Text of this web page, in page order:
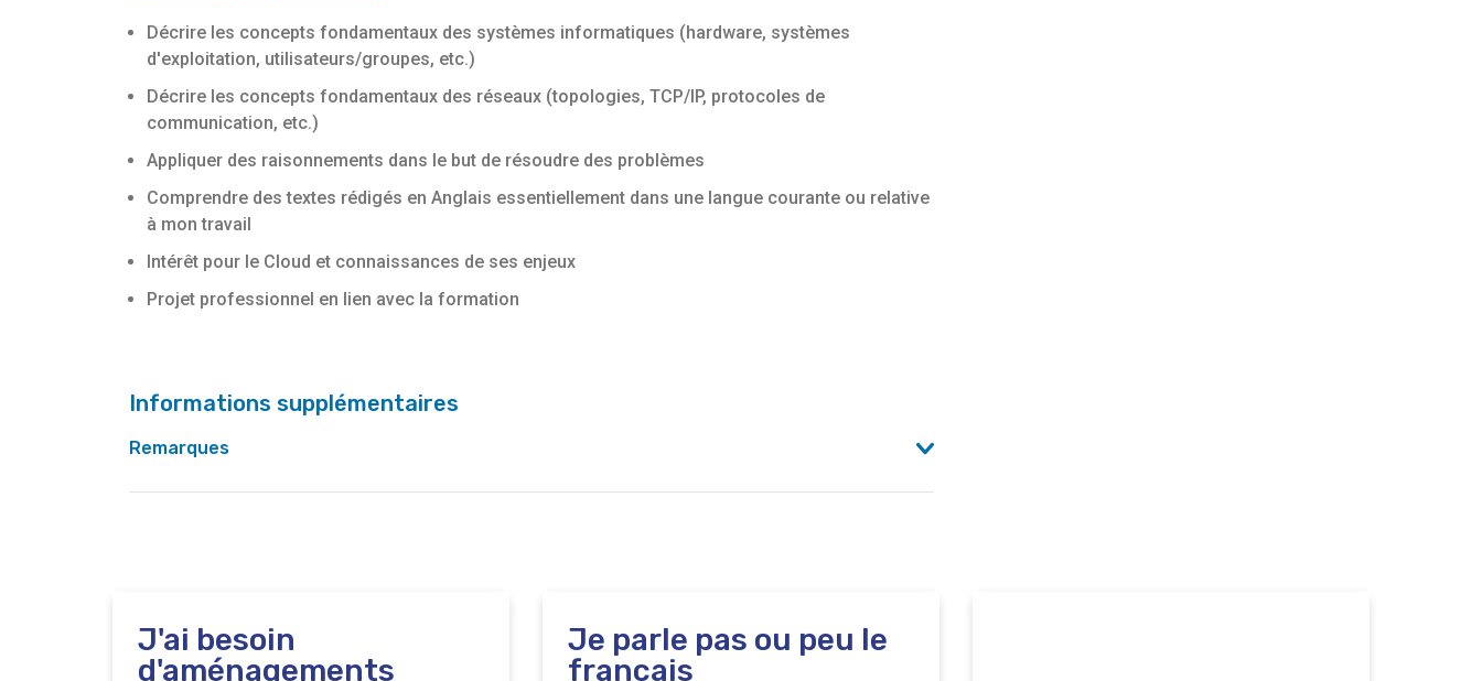
Décrire les concepts fondamentaux des systèmes informatiques (hardware, systèmes
d'exploitation, utilisateurs/groupes, etc.)
Décrire les concepts fondamentaux des réseaux (topologies, TCP/IP, protocoles de
communication, etc.)
Appliquer des raisonnements dans le but de résoudre des problèmes
Comprendre des textes rédigés en Anglais essentiellement dans une langue courante ou relative
à mon travail
Intérêt pour le Cloud et connaissances de ses enjeux
Projet professionnel en lien avec la formation
Informations supplémentaires
Remarques
J'ai besoin
d'aménagements
Je parle pas ou peu le
français